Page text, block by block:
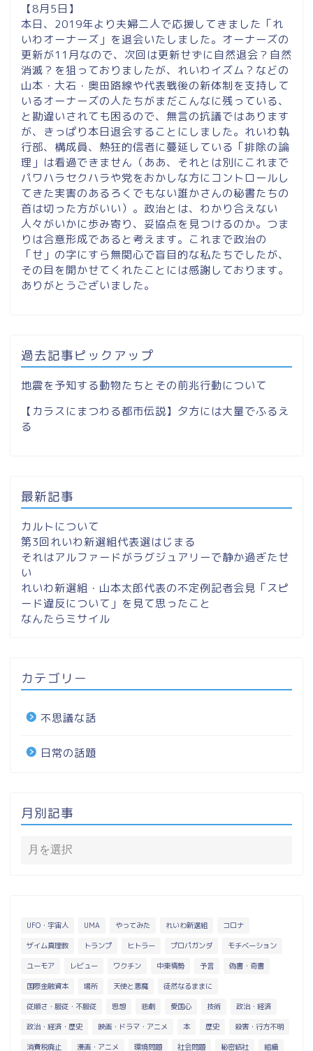
【8月5日】
本日、2019年より夫婦二人で応援してきました「れ
いわオーナーズ」を退会いたしました。オーナーズの
更新が11月なので、次回は更新せずに自然退会？自然
消滅？を狙っておりましたが、れいわイズム？などの
山本・大石・奥田路線や代表戦後の新体制を支持して
いるオーナーズの人たちがまだこんなに残っている、
と勘違いされても困るので、無言の抗議ではあります
が、きっぱり本日退会することにしました。れいわ執
行部、構成員、熱狂的信者に蔓延している「排除の論
理」は看過できません（ああ、それとは別にこれまで
パワハラセクハラや党をおかしな方にコントロールし
てきた実害のあるろくでもない誰かさんの秘書たちの
首は切った方がいい）。政治とは、わかり合えない
人々がいかに歩み寄り、妥協点を見つけるのか。つま
りは合意形成であると考えます。これまで政治の
「せ」の字にすら無関心で盲目的な私たちでしたが、
その目を開かせてくれたことには感謝しております。
ありがとうございました。
過去記事ピックアップ
地震を予知する動物たちとその前兆行動について
【カラスにまつわる都市伝説】夕方には大量でふるえ
る
最新記事
カルトについて
第3回れいわ新選組代表選はじまる
それはアルファードがラグジュアリーで静か過ぎたせ
い
れいわ新選組・山本太郎代表の不定例記者会見「スピ
ード違反について」を見て思ったこと
なんたらミサイル
カテゴリー
不思議な話
日常の話題
月別記事
UFO・宇宙人 UMA やってみた れいわ新選組 コロナ
ザイム真理教 トランプ ヒトラー プロパガンダ モチベーション
ユーモア レビュー ワクチン 中東情勢 予言 偽書・奇書
国際金融資本 場所 天使と悪魔 徒然なるままに
従順さ・服従・不服従 思想 悲劇 愛国心 技術 政治・経済
政治・経済・歴史 映画・ドラマ・アニメ 本 歴史 殺害・行方不明
消費税廃止 漫画・アニメ 環境問題 社会問題 秘密結社 組織